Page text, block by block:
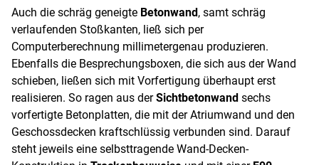
Auch die schräg geneigte Betonwand, samt schräg
verlaufenden Stoßkanten, ließ sich per
Computerberechnung millimetergenau produzieren.
Ebenfalls die Besprechungsboxen, die sich aus der Wand
schieben, ließen sich mit Vorfertigung überhaupt erst
realisieren. So ragen aus derSichtbetonwand sechs
vorfertigte Betonplatten, die mit der Atriumwand und den
Geschossdecken kraftschlüssig verbunden sind. Darauf
steht jeweils eine selbsttragende Wand-Decken-